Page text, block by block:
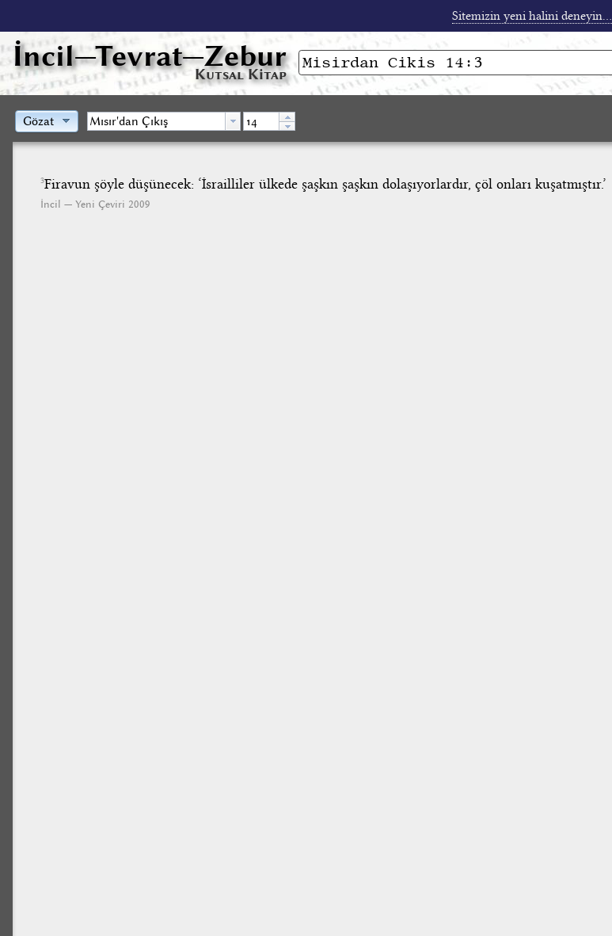
Sitemizin yeni halini deneyin...
İncil—Tevrat—Zebur
Kutsal Kitap
Gözat
3Firavun şöyle düşünecek: ‘İsrailliler ülkede şaşkın şaşkın dolaşıyorlardır, çöl onları kuşatmıştır.’
İncil — Yeni Çeviri 2009